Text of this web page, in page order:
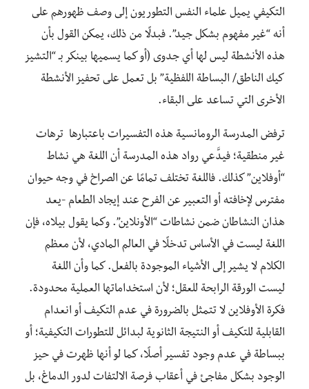
التكيفي يميل علماء النفس التطوريون إلى وصف ظهورهم على
أنه “غير مفهوم بشكل جيد”. فبدلًا من ذلك، يمكن القول بأن
هذه الأنشطة ليس لها أي جدوى (أو كما يسميها بينكر بـ “التشيز
كيك الناطق/ البساطة اللفظية” بل تعمل على تحفيز الأنشطة
الأخرى التي تساعد على البقاء.
ترفض المدرسة الرومانسية هذه التفسيرات باعتبارها ترهات
غير منطقية؛ فيدَّعي رواد هذه المدرسة أن اللغة هي نشاط
“أوفلاين” كذلك. فاللغة تختلف تمامًا عن الصراخ في وجه حيوان
مفترس لإخافته أو التعبير عن الفرح عند إيجاد الطعام -يعد
هذان النشاطان ضمن نشاطات “الأونلاين”. وكما يقول بيلاه، فإن
اللغة ليست في الأساس تدخلًا في العالم المادي، لأن معظم
الكلام لا يشير إلى الأشياء الموجودة بالفعل. كما وأن اللغة
ليست الورقة الرابحة للعقل؛ لأن استخداماتها العملية محدودة.
فكرة الأوفلاين لا تتمثل بالضرورة في عدم التكيف أو انعدام
القابلية للتكيف أو النتيجة الثانوية لبدائل للتطورات التكيفية؛ أو
ببساطة في عدم وجود تفسير أصلًا، كما لو أنها ظهرت في حيز
الوجود بشكل مفاجئ في أعقاب فرصة الالتفات لدور الدماغ، بل